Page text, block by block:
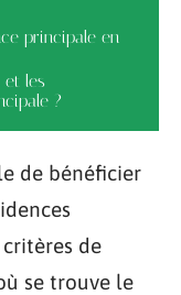
principale en
et les
?
de bénéficier
de
se trouve le